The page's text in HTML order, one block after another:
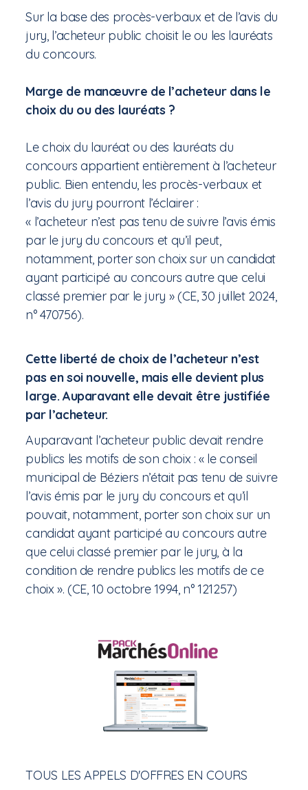
Sur la base des procès-verbaux et de l’avis du
jury, l’acheteur public choisit le ou les lauréats
du concours.
Marge de manœuvre de l’acheteur dans le
choix du ou des lauréats ?
Le choix du lauréat ou des lauréats du
concours appartient entièrement à l’acheteur
public. Bien entendu, les procès-verbaux et
l’avis du jury pourront l’éclairer :
« l’acheteur n’est pas tenu de suivre l’avis émis
par le jury du concours et qu’il peut,
notamment, porter son choix sur un candidat
ayant participé au concours autre que celui
classé premier par le jury » (CE, 30 juillet 2024,
n° 470756).
Cette liberté de choix de l’acheteur n’est
pas en soi nouvelle, mais elle devient plus
large. Auparavant elle devait être justifiée
par l’acheteur.
Auparavant l’acheteur public devait rendre
publics les motifs de son choix : « le conseil
municipal de Béziers n’était pas tenu de suivre
l’avis émis par le jury du concours et qu’il
pouvait, notamment, porter son choix sur un
candidat ayant participé au concours autre
que celui classé premier par le jury, à la
condition de rendre publics les motifs de ce
choix ». (CE, 10 octobre 1994, n° 121257)
TOUS LES APPELS D'OFFRES EN COURS